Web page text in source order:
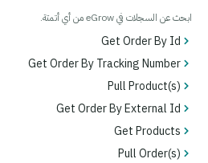
ابحث عن السجلات في eGrow من أي أتمتة.
Get Order By Id
Get Order By Tracking Number
Pull Product(s)
Get Order By External Id
Get Products
Pull Order(s)